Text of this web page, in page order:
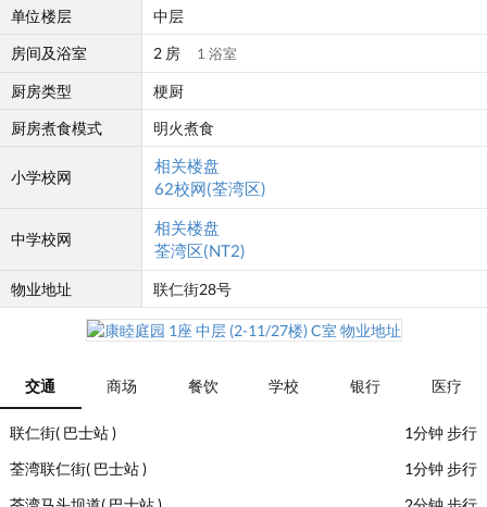
单位楼层
中层
房间及浴室
2 房 1 浴室
厨房类型
梗厨
厨房煮食模式
明火煮食
小学校网
相关楼盘
62校网(荃湾区)
中学校网
相关楼盘
荃湾区(NT2)
物业地址 联仁街28号
交通 商场 餐饮 学校 银行 医疗
联仁街( 巴士站 )
1分钟 步行
荃湾联仁街( 巴士站 )
1分钟 步行